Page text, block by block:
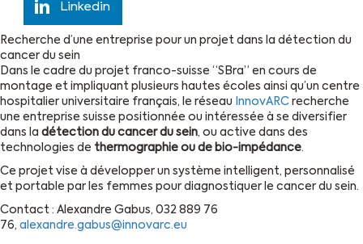
Linkedin
Recherche d’une entreprise pour un projet dans la détection du
cancer du sein
Dans le cadre du projet franco-suisse “SBra” en cours de
montage et impliquant plusieurs hautes écoles ainsi qu’un centre
hospitalier universitaire français, le réseau InnovARC recherche
une entreprise suisse positionnée ou intéressée à se diversifier
dans la détection du cancer du sein, ou active dans des
technologies de thermographie ou de bio-impédance.
Ce projet vise à développer un système intelligent, personnalisé
et portable par les femmes pour diagnostiquer le cancer du sein.
Contact : Alexandre Gabus, 032 889 76
76, alexandre.gabus@innovarc.eu